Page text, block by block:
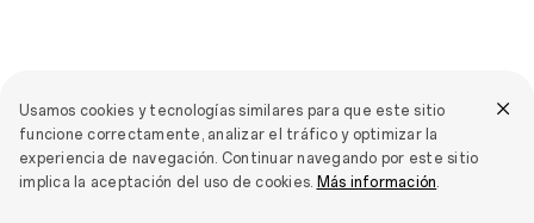
Usamos cookies y tecnologías similares para que este sitio
funcione correctamente, analizar el tráfico y optimizar la
experiencia de navegación. Continuar navegando por este sitio
implica la aceptación del uso de cookies. Más información.